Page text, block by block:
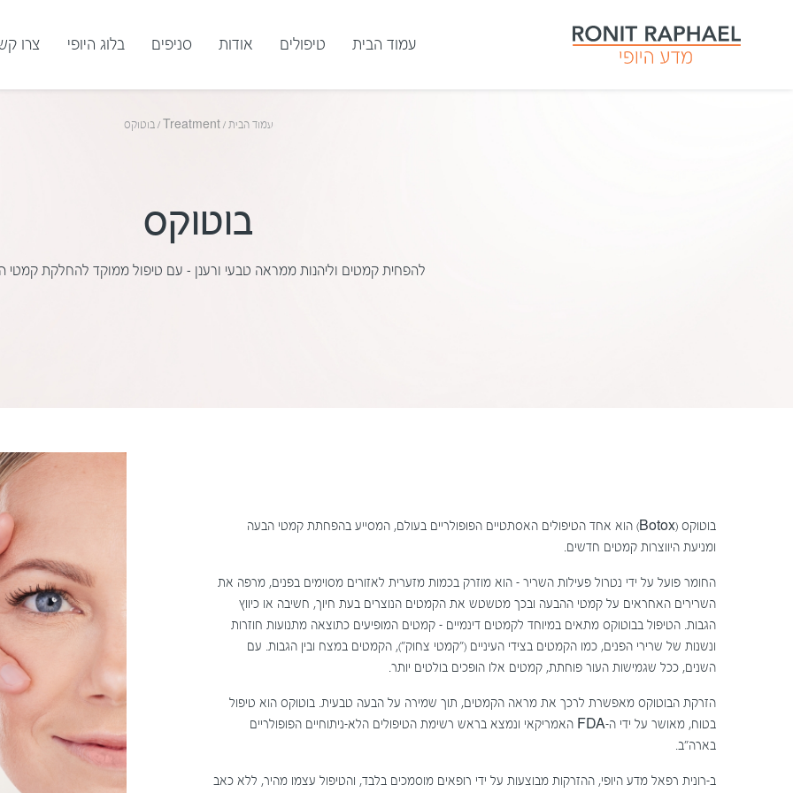
עמוד הבית טיפולים אודות סניפים בלוג היופי צרו
עמוד הבית /
Treatment
/בוטוקס
בוטוקס
להפחית קמטים וליהנות ממראה טבעי ורענן – עם טיפול ממוקד להחלקת קמטי
בוטוקס (Botox) הוא אחד הטיפולים האסתטיים הפופולריים בעולם, המסייע בהפחתת קמטי הבעה
ומניעת היווצרות קמטים חדשים.
החומר פועל על ידי נטרול פעילות השריר – הוא מוזרק בכמות מזערית לאזורים מסוימים בפנים, מרפה את
השרירים האחראים על קמטי ההבעה ובכך מטשטש את הקמטים הנוצרים בעת חיוך, חשיבה או כיווץ
הגבות. הטיפול בבוטוקס מתאים במיוחד לקמטים דינמיים – קמטים המופיעים כתוצאה מתנועות חוזרות
ונשנות של שרירי הפנים, כמו הקמטים בצידי העיניים ("קמטי צחוק"), הקמטים במצח ובין הגבות. עם
השנים, ככל שגמישות העור פוחתת, קמטים אלו הופכים בולטים יותר.
הזרקת הבוטוקס מאפשרת לרכך את מראה הקמטים, תוך שמירה על הבעה טבעית. בוטוקס הוא טיפול
בטוח, מאושר על ידי ה-FDA האמריקאי ונמצא בראש רשימת הטיפולים הלא-ניתוחיים הפופולריים
בארה"ב.
ב-רונית רפאל מדע היופי, ההזרקות מבוצעות על ידי רופאים מוסמכים בלבד, והטיפול עצמו מהיר, ללא כאב